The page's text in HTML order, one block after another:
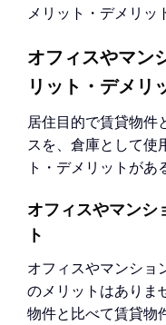
メリット・デメリッ
オフィスやマン
リット・デメリ
居住目的で賃貸物件
スを、倉庫として使
ト・デメリットがあ
オフィスやマンシ
ト
オフィスやマンショ
のメリットはありま
物件と比べて賃貸物